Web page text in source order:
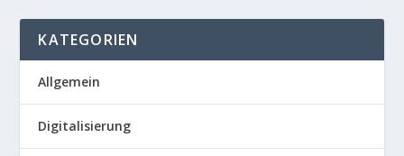
KATEGORIEN
Allgemein
Digitalisierung